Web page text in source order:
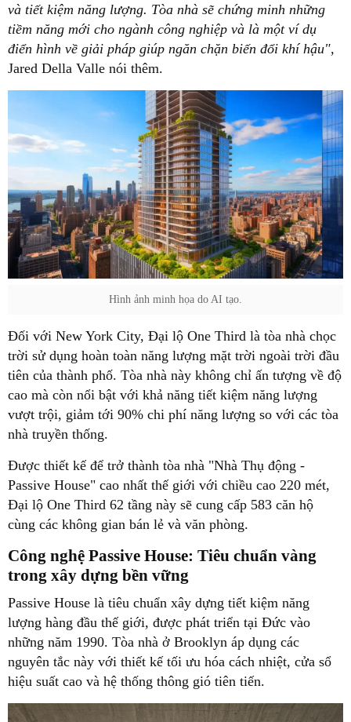
và tiết kiệm năng lượng. Tòa nhà sẽ chứng minh những
tiềm năng mới cho ngành công nghiệp và là một ví dụ
điển hình về giải pháp giúp ngăn chặn biến đổi khí hậu",
Jared Della Valle nói thêm.
Hình ảnh minh họa do AI tạo.
Đối với New York City, Đại lộ One Third là tòa nhà chọc
trời sử dụng hoàn toàn năng lượng mặt trời ngoài trời đầu
tiên của thành phố. Tòa nhà này không chỉ ấn tượng về độ
cao mà còn nổi bật với khả năng tiết kiệm năng lượng
vượt trội, giảm tới 90% chi phí năng lượng so với các tòa
nhà truyền thống.
Được thiết kế để trở thành tòa nhà "Nhà Thụ động -
Passive House" cao nhất thế giới với chiều cao 220 mét,
Đại lộ One Third 62 tầng này sẽ cung cấp 583 căn hộ
cùng các không gian bán lẻ và văn phòng.
Công nghệ Passive House: Tiêu chuẩn vàng
trong xây dựng bền vững
Passive House là tiêu chuẩn xây dựng tiết kiệm năng
lượng hàng đầu thế giới, được phát triển tại Đức vào
những năm 1990. Tòa nhà ở Brooklyn áp dụng các
nguyên tắc này với thiết kế tối ưu hóa cách nhiệt, cửa sổ
hiệu suất cao và hệ thống thông gió tiên tiến.